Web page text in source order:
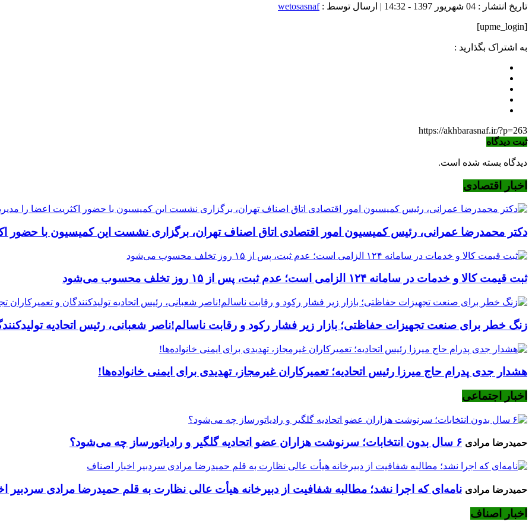
تاریخ انتشار : 04 شهریور 1397 - 14:32 | ارسال توسط :
wetosasnaf
[upme_login]
به اشتراک بگذارید :
https://akhbarasnaf.ir/?p=263
ثبت دیدگاه
دیدگاه بسته شده است.
اخبار اقتصادی
دکتر محمدرضا عمرانی، رئیس کمیسیون امور اقتصادی اتاق اصناف تهران، برگزاری نشست این کمیسیون با حضور
ثبت قیمت کالا و خدمات در سامانه ۱۲۴ الزامی است؛ عدم ثبت، پس از ۱۵ روز تخلف محسوب می‌شود
زنگ خطر برای صنعت تجهیزات حفاظتی؛ بازار زیر فشار رکود و رقابت ناسالم!ناصر شعبانی، رئیس اتحادیه
هشدار جدی پدرام حاج میرزا رئیس اتحادیه؛ تعمیرکاران غیرمجاز، تهدیدی برای ایمنی خانواده‌ها!
اخبار اجتماعی
حمیدرضا مرادی ۶ سال بدون انتخابات؛ سرنوشت هزاران عضو اتحادیه گلگیر و رادیاتورساز چه می‌شود؟
حمیدرضا مرادی نامه‌ای که اجرا نشد؛ مطالبه شفافیت از دبیرخانه هیأت عالی نظارت به قلم حمیدرضا مرادی سردبیر
اخبار اصناف